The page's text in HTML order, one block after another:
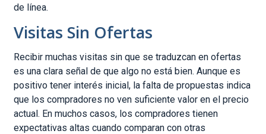
de línea.
Visitas Sin Ofertas
Recibir muchas visitas sin que se traduzcan en ofertas
es una clara señal de que algo no está bien. Aunque es
positivo tener interés inicial, la falta de propuestas indica
que los compradores no ven suficiente valor en el precio
actual. En muchos casos, los compradores tienen
expectativas altas cuando comparan con otras